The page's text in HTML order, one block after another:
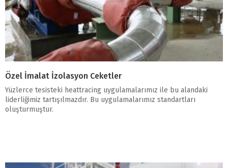
Özel İmalat İzolasyon Ceketler
Yüzlerce tesisteki heattracing uygulamalarımız ile bu alandaki
liderliğimiz tartışılmazdır. Bu uygulamalarımız standartları
oluşturmuştur.